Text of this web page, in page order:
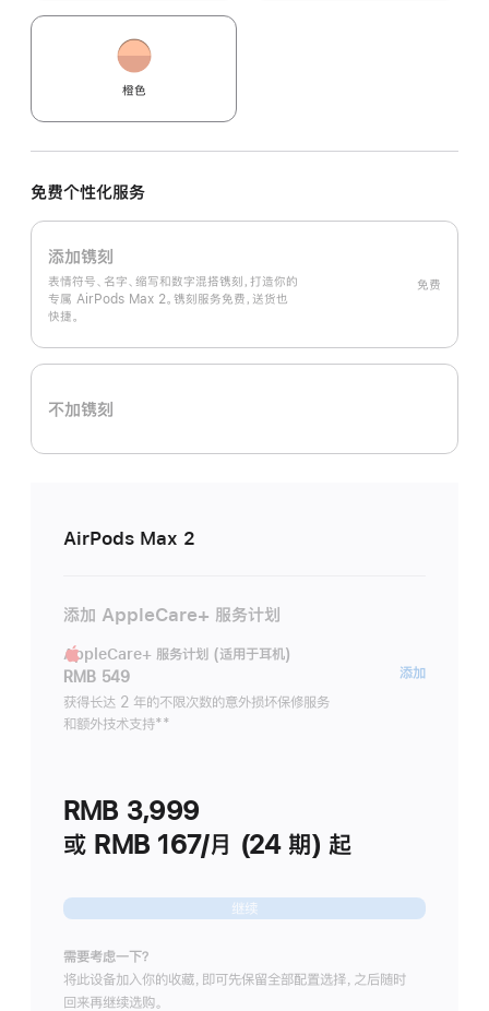
橙色
免费个性化服务
添加镌刻
表情符号、名字、缩写和数字混搭镌刻，打造你的
专属 AirPods Max 2。镌刻服务免费，送货也
快捷。
免费
不加镌刻
AirPods Max 2
添加 AppleCare+ 服务计划
AppleCare+ 服务计划 (适用于耳机)
RMB 549
获得长达 2 年的不限次数的意外损坏保修服务
和额外技术支持脚
**
添加
RMB 3,999
或 RMB 167/月 (24 期) 起
继续
需要考虑一下？
将此设备加入你的收藏，即可先保留全部配置选择，之后随时
回来再继续选购。